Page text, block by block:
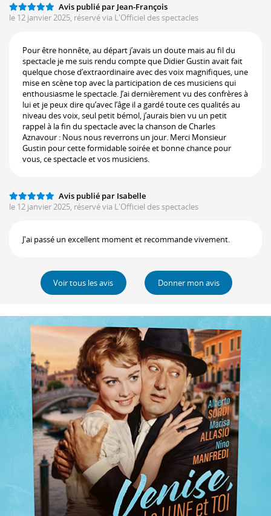
Avis publié par Jean-François
le 12 janvier 2025, réservé via L'Officiel des spectacles
Pour être honnête, au départ j’avais un doute mais au fil du
spectacle je me suis rendu compte que Didier Gustin avait fait
quelque chose d’extraordinaire avec des voix magnifiques, une
mise en scène top avec la participation de ces musiciens qui
enthousiasme le spectacle. J’ai dernièrement vu des confrères à
lui et je peux dire qu’avec l’âge il a gardé toute ces qualités au
niveau des voix, seul petit bémol, j’aurais bien vu un petit
rappel à la fin du spectacle avec la chanson de Charles
Aznavour : Nous nous reverrons un jour. Merci Monsieur
Gustin pour cette formidable soirée et bonne chance pour
vous, ce spectacle et vos musiciens.
Avis publié par Isabelle
le 12 janvier 2025, réservé via L'Officiel des spectacles
J'ai passé un excellent moment et recommande vivement.
Voir tous les avis Donner mon avis